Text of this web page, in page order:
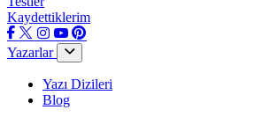
Kaydettiklerim
Yazarlar
Yazı Dizileri
Blog